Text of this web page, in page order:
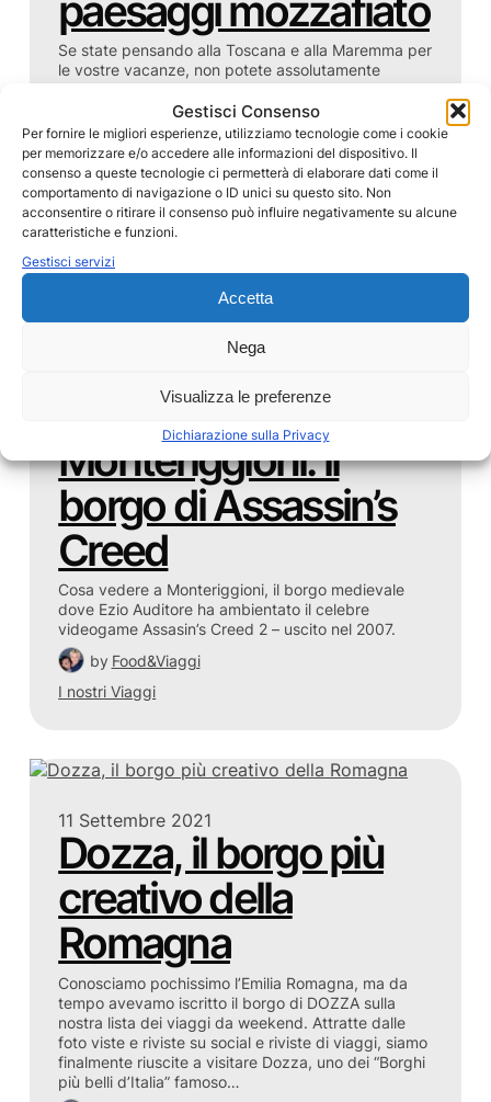
Gestisci Consenso
Per fornire le migliori esperienze, utilizziamo tecnologie come i cookie
per memorizzare e/o accedere alle informazioni del dispositivo. Il
consenso a queste tecnologie ci permetterà di elaborare dati come il
comportamento di navigazione o ID unici su questo sito. Non
acconsentire o ritirare il consenso può influire negativamente su alcune
caratteristiche e funzioni.
Gestisci servizi
Accetta
Nega
Visualizza le preferenze
Dichiarazione sulla Privacy
paesaggi mozzafiato
Se state pensando alla Toscana e alla Maremma per
le vostre vacanze, non potete assolutamente
smettere di leggere! Questo itinerario è disegnato
per chi vuole passare 3 giorni in Maremma,
splendida zona d’Italia, dove rilassarsi, ricaricarsi e
mangiare bene! Noi abbiamo fatto questo giro
dopo…
byFood&Viaggi
I nostri Viaggi
Cosa vedere a
Monteriggioni: il
borgo di Assassin’s
Creed
Cosa vedere a Monteriggioni, il borgo medievale
dove Ezio Auditore ha ambientato il celebre
videogame Assasin’s Creed 2 – uscito nel 2007.
by Food&Viaggi
I nostri Viaggi
11 Settembre 2021
Dozza, il borgo più
creativo della
Romagna
Conosciamo pochissimo l’Emilia Romagna, ma da
tempo avevamo iscritto il borgo di DOZZA sulla
nostra lista dei viaggi da weekend. Attratte dalle
foto viste e riviste su social e riviste di viaggi, siamo
finalmente riuscite a visitare Dozza, uno dei “Borghi
più belli d’Italia” famoso…